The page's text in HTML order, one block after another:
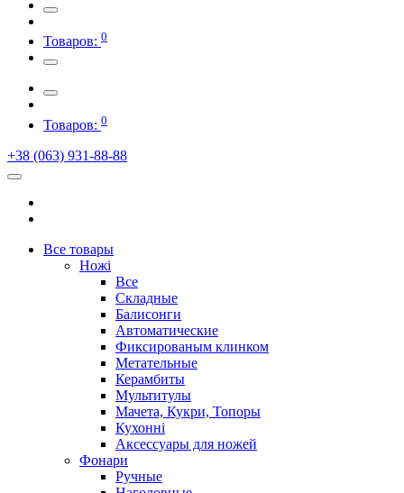
Товаров: 0
Товаров: 0
+38 (063) 931-88-88
Все товары
Ножі
Все
Складные
Балисонги
Автоматические
Фиксированым клинком
Метательные
Керамбиты
Мультитулы
Мачета, Кукри, Топоры
Кухонні
Аксессуары для ножей
Фонари
Ручные